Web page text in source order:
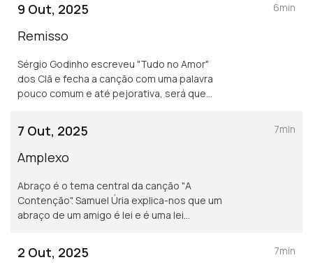
9 Out, 2025
Remisso
Sérgio Godinho escreveu "Tudo no Amor"
dos Clã e fecha a canção com uma palavra
pouco comum e até pejorativa, será que
6min
7 Out, 2025
Amplexo
Abraço é o tema central da canção "A
Contenção". Samuel Úria explica-nos que um
abraço de um amigo é lei e é uma lei
7min
2 Out, 2025
7min